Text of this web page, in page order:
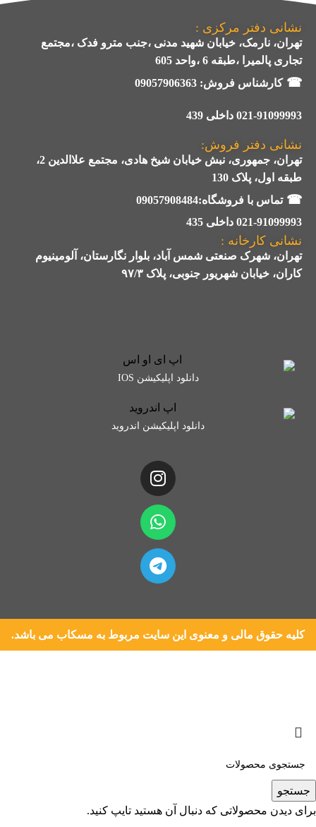
نشانی دفتر مرکزی :
تهران، نارمک، خیابان شهید مدنی ،جنب مترو فدک ،مجتمع
تجاری پالمیرا ،طبقه 6 ،واحد 605
☎کارشناس فروش: 09057906363
021-91099993 داخلی 439
نشانی دفتر فروش:
تهران، جمهوری، نبش خیابان شیخ هادی، مجتمع علاالدین 2،
طبقه اول، پلاک 130
☎تماس با فروشگاه:09057908484
021-91099993 داخلی 435
نشانی کارخانه :
تهران، شهرک صنعتی شمس آباد، بلوار نگارستان، آلومینیوم
کاران، خیابان شهریور جنوبی، پلاک ۹۷/۳
دانلود اپلیکیشن IOS
دانلود اپلیکیشن اندروید
کلیه حقوق مالی و معنوی این سایت مربوط به مسکاب می باشد.
جستجو
برای دیدن محصولاتی که دنبال آن هستید تایپ کنید.